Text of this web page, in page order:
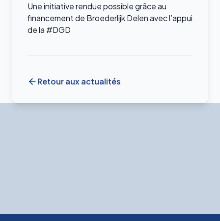
Une initiative rendue possible grâce au
financement de Broederlijk Delen avec l’appui
de la #DGD
Retour aux actualités